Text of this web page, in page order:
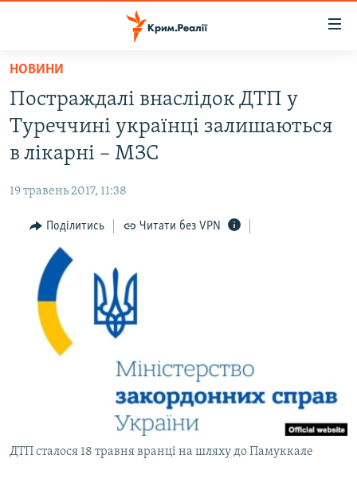
Перейти
основного
матеріалу
Перейти
до
основної
навігації
Перейти
пошуку
ВОДА.КРИМ
ВІДЕО ТА ФОТО
БЛОГИ
ПОГЛЯД
ІНТЕРВ'Ю
ВСЕ ЗА ДЕНЬ
СПЕЦПРОЕКТИ
ДЕПОРТАЦІЯ
ВІДЕОУРОКИ «ELIFBE»
СВІДЧЕННЯ ОКУПАЦІЇ
УКРАЇНСЬКА ПРОБЛЕМА КРИМУ
ІНФОГРАФІКА
ЯК ОБІЙТИ БЛОКУВАННЯ
ДОЛУЧАЙСЯ!
НОВИНИ
Постраждалі внаслідок ДТП у
Туреччині українці залишаються
в лікарні – МЗС
19 травень 2017, 11:38
Поділитись Читати без VPN
ДТП сталося 18 травня вранці на шляху до Памуккале